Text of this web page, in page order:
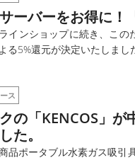
ーバーをお得に
インショップに続き、こ
る5%還元が決定いたしま
ス
の「KENCOS」
た。
品ポータブル水素ガス吸引